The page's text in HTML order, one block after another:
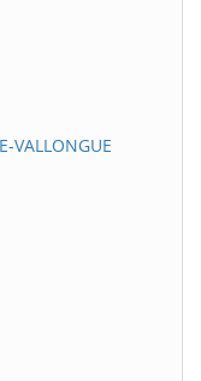
VALLONGUE